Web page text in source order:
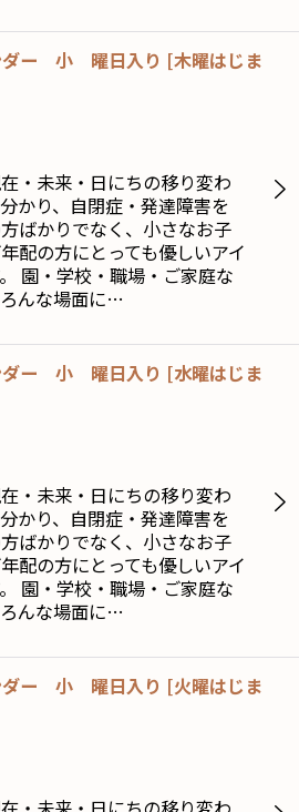
ダー 小 曜日入り [木曜はじま
・未来・日にちの移り変わ
かり、自閉症・発達障害を
ばかりでなく、小さなお子
配の方にとっても優しいアイ
園・学校・職場・ご家庭な
んな場面に…
ダー 小 曜日入り [水曜はじま
・未来・日にちの移り変わ
かり、自閉症・発達障害を
ばかりでなく、小さなお子
配の方にとっても優しいアイ
園・学校・職場・ご家庭な
んな場面に…
ダー 小 曜日入り [火曜はじま